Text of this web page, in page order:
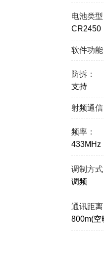
电池类
CR2450
软件功能
防拆：
支持
射频通信
频率：
433MHz
调制方
调频
通讯距
800m(空